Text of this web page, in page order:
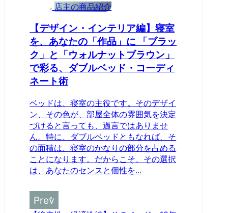
店主の商品紹介
【デザイン・インテリア編】寝室
を、あなたの「作品」に 「ブラッ
ク」と「ウォルナットブラウン」
で彩る、ダブルベッド・コーディ
ネート術
ベッドは、寝室の主役です。そのデザイ
ン、その色が、部屋全体の雰囲気を決定
づけると言っても、過言ではありませ
ん。特に、ダブルベッドともなれば、そ
の面積は、寝室のかなりの部分を占める
ことになります。だからこそ、その選択
は、あなたのセンスと個性を...